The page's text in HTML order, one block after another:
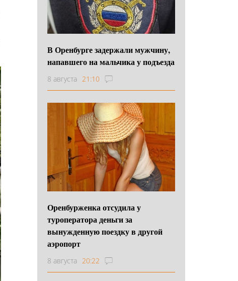
В Оренбурге задержали мужчину,
напавшего на мальчика у подъезда
8 августа 21:10
Оренбурженка отсудила у
туроператора деньги за
вынужденную поездку в другой
аэропорт
8 августа 20:22